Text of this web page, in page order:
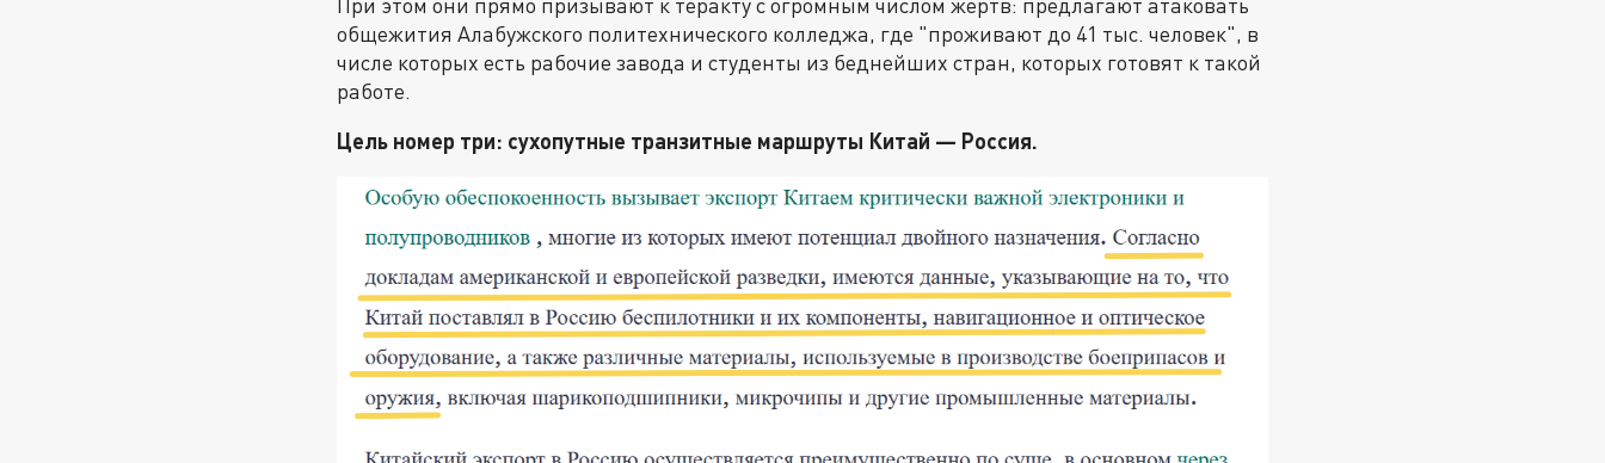
общежития Алабужского политехнического колледжа, где "проживают до 41 тыс. человек", в
числе которых есть рабочие завода и студенты из беднейших стран, которых готовят к такой
работе.
Цель номер три: сухопутные транзитные маршруты Китай — Россия.